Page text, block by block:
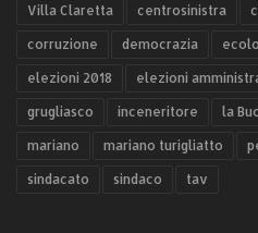
Villa Claretta centrosinistra
corruzione democrazia
elezioni 2018 elezioni
grugliasco inceneritore la
mariano mariano turigliatto
sindacato sindaco tav